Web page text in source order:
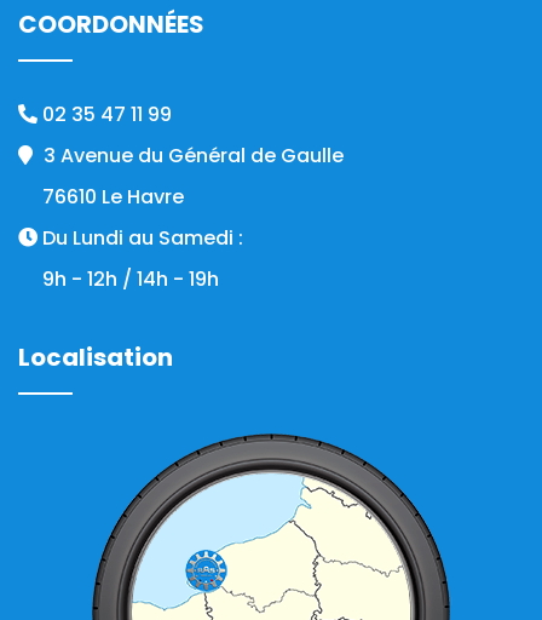
COORDONNÉES
02 35 47 11 99
3 Avenue du Général de Gaulle
76610 Le Havre
Du Lundi au Samedi :
9h - 12h / 14h - 19h
Localisation